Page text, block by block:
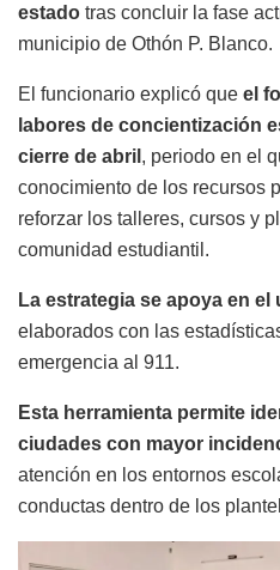
estado tras concluir la fase
municipio de Othón P. Blanco.
El funcionario explicó que el
labores de concientización
cierre de abril , periodo en el
conocimiento de los recursos
reforzar los talleres, cursos y
comunidad estudiantil.
La estrategia se apoya en el
elaborados con las
emergencia al 911.
Esta herramienta permite
ciudades con mayor
atención en los entornos
conductas dentro de los